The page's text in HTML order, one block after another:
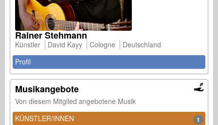
Rainer Stehmann
Künstler David Kayy Cologne
Deutschland
Profil
Musikangebote
Von diesem Mitglied angebotene Musik
KÜNSTLER/INNEN
1